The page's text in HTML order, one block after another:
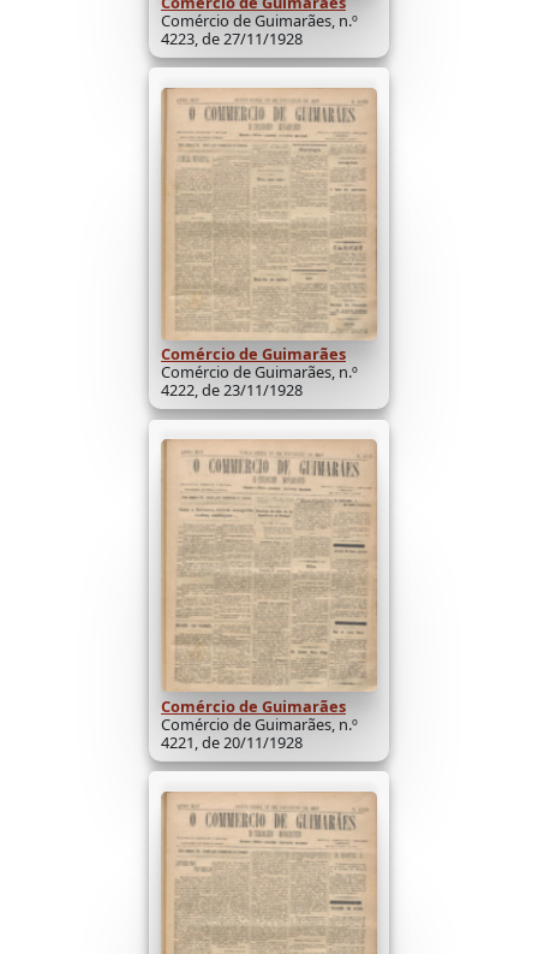
Comércio de Guimarães, n.º
4223, de 27/11/1928
Comércio de Guimarães
Comércio de Guimarães, n.º
4222, de 23/11/1928
Comércio de Guimarães
Comércio de Guimarães, n.º
4221, de 20/11/1928